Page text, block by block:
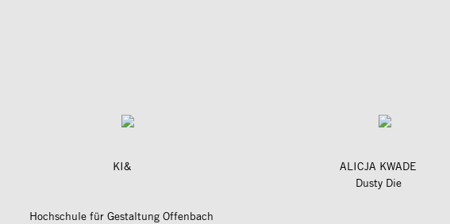
KI&
Hochschule für Gestaltung Offenbach
ALICJA KWADE
Dusty Die